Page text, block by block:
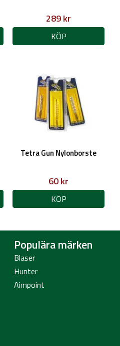
289 kr
KÖP
Tetra Gun Nylonborste
60 kr
KÖP
Populära märken
Blaser
Hunter
Aimpoint